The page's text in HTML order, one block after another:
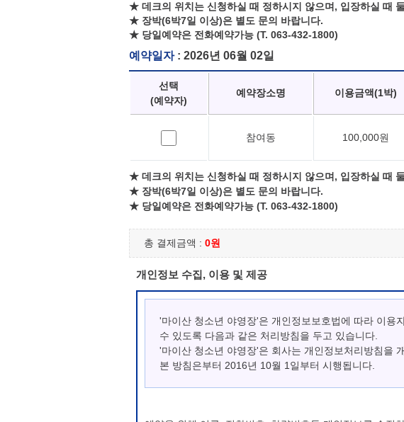
★ 데크의 위치는 신청하실 때 정하시지 않으며, 입장하실 때
★ 장박(6박7일 이상)은 별도 문의 바랍니다.
★ 당일예약은 전화예약가능 (T. 063-432-1800)
예약일자: 2026년 06월 02일
선택
(예약자)
예약장소명 이용금액(1박)
참여동 100,000원
★ 데크의 위치는 신청하실 때 정하시지 않으며, 입장하실 때
★ 장박(6박7일 이상)은 별도 문의 바랍니다.
★ 당일예약은 전화예약가능 (T. 063-432-1800)
총 결제금액 : 0원
개인정보 수집, 이용 및 제공
'마이산 청소년 야영장'은 개인정보보호법에 따라 이용
수 있도록 다음과 같은 처리방침을 두고 있습니다.
'마이산 청소년 야영장'은 회사는 개인정보처리방침을
본 방침은부터 2016년 10월 1일부터 시행됩니다.